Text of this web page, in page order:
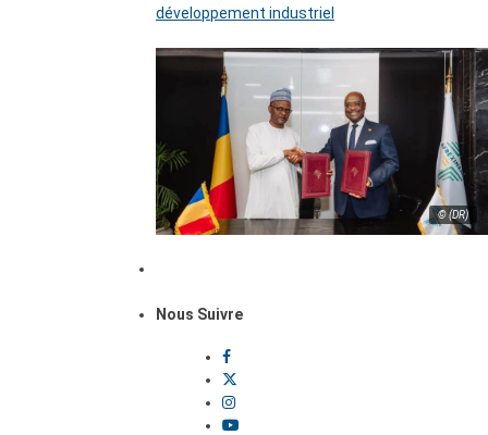
développement industriel
© (DR)
Nous Suivre